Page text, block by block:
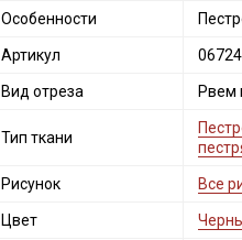
Особенности
Артикул
Вид отреза Рвем
Тип ткани
Рисунок Все
Цвет